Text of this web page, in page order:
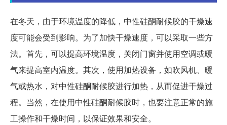
在冬天，由于环境温度的降低，中性硅酮耐候胶的干燥速
度可能会受到影响。为了加快干燥速度，可以采取一些方
法。首先，可以提高环境温度，关闭门窗并使用空调或暖
气来提高室内温度。其次，使用加热设备，如吹风机、暖
气或热水，对中性硅酮耐候胶进行加热，从而促进干燥过
程。当然，在使用中性硅酮耐候胶时，也要注意正常的施
工操作和干燥时间，以保证效果和安全。